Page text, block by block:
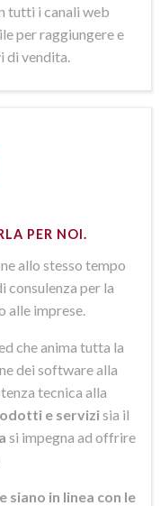
tutti i canali web
per raggiungere e
vendita.
PER NOI.
allo stesso tempo
consulenza per la
alle imprese.
che anima tutta la
dei software alla
tecnica alla
e servizisia il
si impegna ad offrire
siano in linea con le